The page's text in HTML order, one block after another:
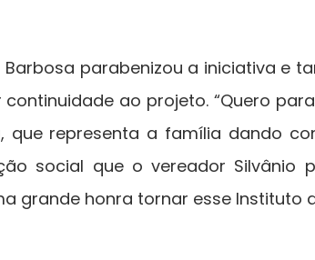
Barbosa parabenizou a iniciativa e
ao projeto. “Quero
que representa a família dando
social que o vereador Silvânio
grande honra tornar esse Instituto